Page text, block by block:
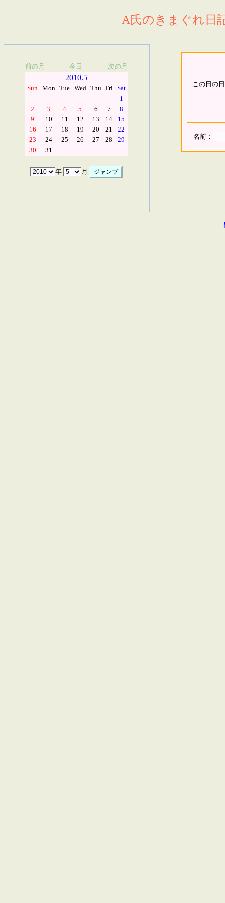
A氏のきまぐれ日
前の月 今日 次の月
2010.5
Sun Mon Tue Wed Thu Fri Sat
1
2
3 4 5 6 7
8
9
10 11 12 13 14
15
16
17 18 19 20 21
22
23
24 25 26 27 28
29
30
31
年 月
この日の
名前：